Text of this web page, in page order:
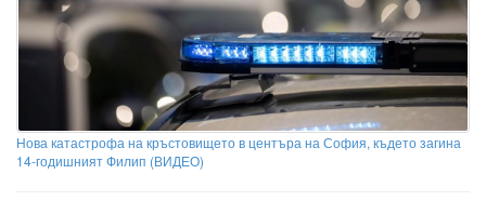
Нова катастрофа на кръстовището в центъра на София, където загина
14-годишният Филип (ВИДЕО)